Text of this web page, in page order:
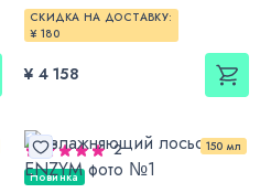
СКИДКА НА ДОСТАВКУ:
¥ 180
¥ 4 158
150 мл
2
Новинка